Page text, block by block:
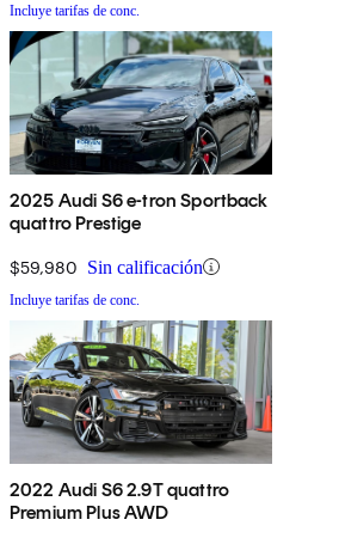
Incluye tarifas de conc.
2025 Audi S6 e-tron Sportback
quattro Prestige
$59,980 Sin calificación
Incluye tarifas de conc.
2022 Audi S6 2.9T quattro
Premium Plus AWD